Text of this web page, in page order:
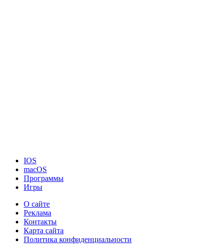
IOS
macOS
Программы
Игры
О сайте
Реклама
Контакты
Карта сайта
Политика конфиденциальности